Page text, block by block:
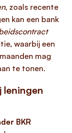
, zoals recente
kan een bank
waarbij een
mag
te tonen.
leningen
BKR